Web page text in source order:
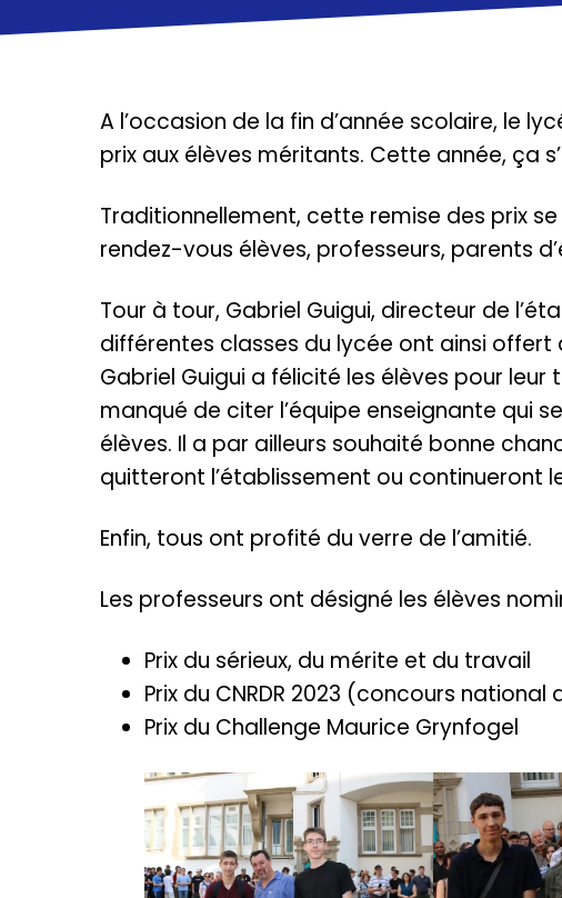
A l’occasion de la fin d’année scolaire, le
prix aux élèves méritants. Cette année, ça
Traditionnellement, cette remise des prix
rendez-vous élèves, professeurs, parents
Tour à tour, Gabriel Guigui, directeur de
différentes classes du lycée ont ainsi offert
Gabriel Guigui a félicité les élèves pour
manqué de citer l’équipe enseignante qui
élèves. Il a par ailleurs souhaité bonne
quitteront l’établissement ou continueront
Enfin, tous ont profité du verre de l’amitié.
Les professeurs ont désigné les élèves
Prix du sérieux, du mérite et du travail
Prix du CNRDR 2023 (concours
Prix du Challenge Maurice Grynfogel